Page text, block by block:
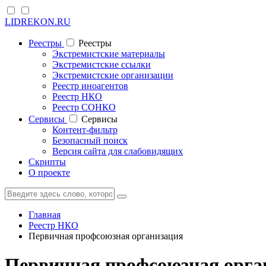
LIDREKON.RU
Реестры
Реестры
Экстремистские материалы
Экстремистские ссылки
Экстремистские организации
Реестр иноагентов
Реестр НКО
Реестр СОНКО
Cервисы
Cервисы
Контент-фильтр
Безопасный поиск
Версия сайта для слабовидящих
Скрипты
О проекте
Главная
Реестр НКО
Первичная профсоюзная организация